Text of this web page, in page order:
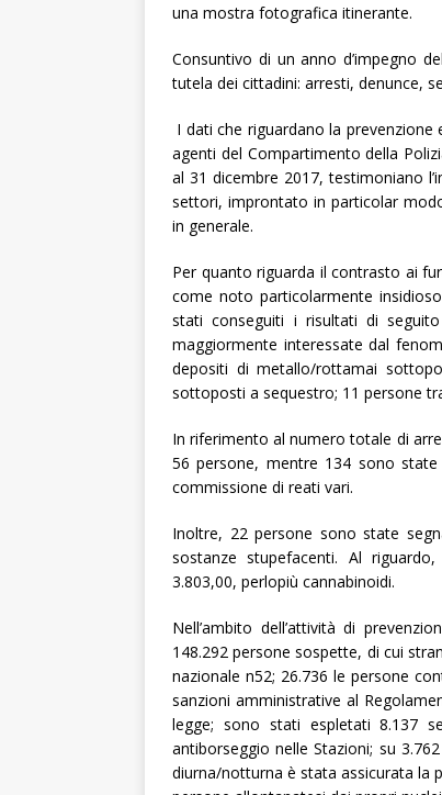
una mostra fotografica itinerante.
Consuntivo di un anno d’impegno
tutela dei cittadini: arresti, denunce,
I dati che riguardano la prevenzione
agenti del Compartimento della
al 31 dicembre 2017, testimoniano
settori, improntato in particolar
in generale.
Per quanto riguarda il contrasto ai
come noto particolarmente
stati conseguiti i risultati di
maggiormente interessate dal
depositi di metallo/rottamai
sottoposti a sequestro; 11 persone
In riferimento al numero totale di
56 persone, mentre 134 sono
commissione di reati vari.
Inoltre, 22 persone sono state
sostanze stupefacenti. Al
3.803,00, perlopiù cannabinoidi.
Nell’ambito dell’attività di
148.292 persone sospette, di cui
nazionale n52; 26.736 le persone
sanzioni amministrative al
legge; sono stati espletati 8.137
antiborseggio nelle Stazioni; su
diurna/notturna è stata assicurata la